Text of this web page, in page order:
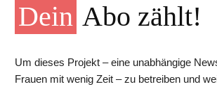
Dein Abo zählt!
Um dieses Projekt – eine unabhängige
Frauen mit wenig Zeit – zu betreiben und